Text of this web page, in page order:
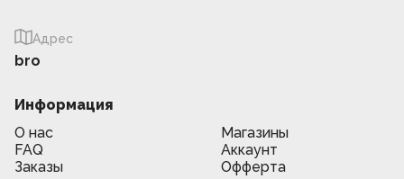
Адрес
bro
Информация
О нас
Магазины
FAQ
Аккаунт
Заказы
Офферта